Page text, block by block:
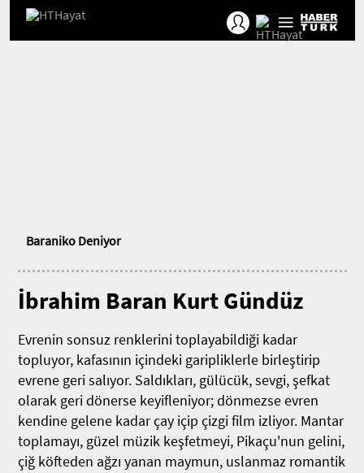
Baraniko Deniyor
İbrahim Baran Kurt Gündüz
Evrenin sonsuz renklerini toplayabildiği kadar
topluyor, kafasının içindeki garipliklerle birleştirip
evrene geri salıyor. Saldıkları, gülücük, sevgi, şefkat
olarak geri dönerse keyifleniyor; dönmezse evren
kendine gelene kadar çay içip çizgi film izliyor. Mantar
toplamayı, güzel müzik keşfetmeyi, Pikaçu'nun gelini,
çiğ köfteden ağzı yanan maymun, uslanmaz romantik